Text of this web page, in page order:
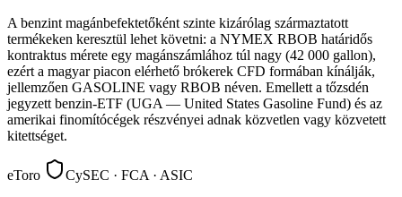
A benzint magánbefektetőként szinte kizárólag származtatott
termékeken keresztül lehet követni: a NYMEX RBOB határidős
kontraktus mérete egy magánszámlához túl nagy (42 000 gallon),
ezért a magyar piacon elérhető brókerek CFD formában kínálják,
jellemzően GASOLINE vagy RBOB néven. Emellett a tőzsdén
jegyzett benzin-ETF (UGA — United States Gasoline Fund) és az
amerikai finomítócégek részvényei adnak közvetlen vagy közvetett
kitettséget.
eToro
CySEC · FCA · ASIC